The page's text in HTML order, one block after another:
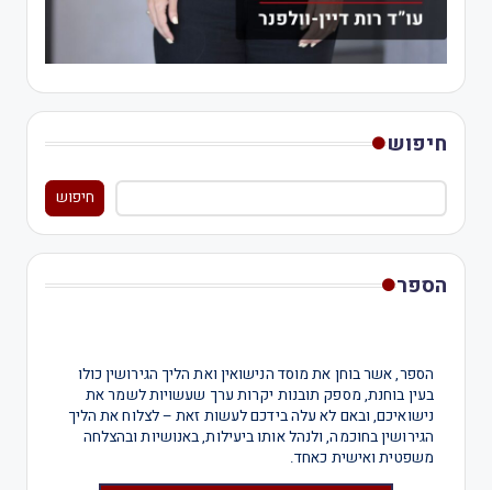
חיפוש
חיפוש
הספר
הספר, אשר בוחן את מוסד הנישואין ואת הליך הגירושין כולו
בעין בוחנת, מספק תובנות יקרות ערך שעשויות לשמר את
נישואיכם, ובאם לא עלה בידכם לעשות זאת – לצלוח את הליך
הגירושין בחוכמה, ולנהל אותו ביעילות, באנושיות ובהצלחה
משפטית ואישית כאחד.